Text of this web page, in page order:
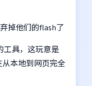
掉他们的flash了
工具，这玩意是
本地到网页完全